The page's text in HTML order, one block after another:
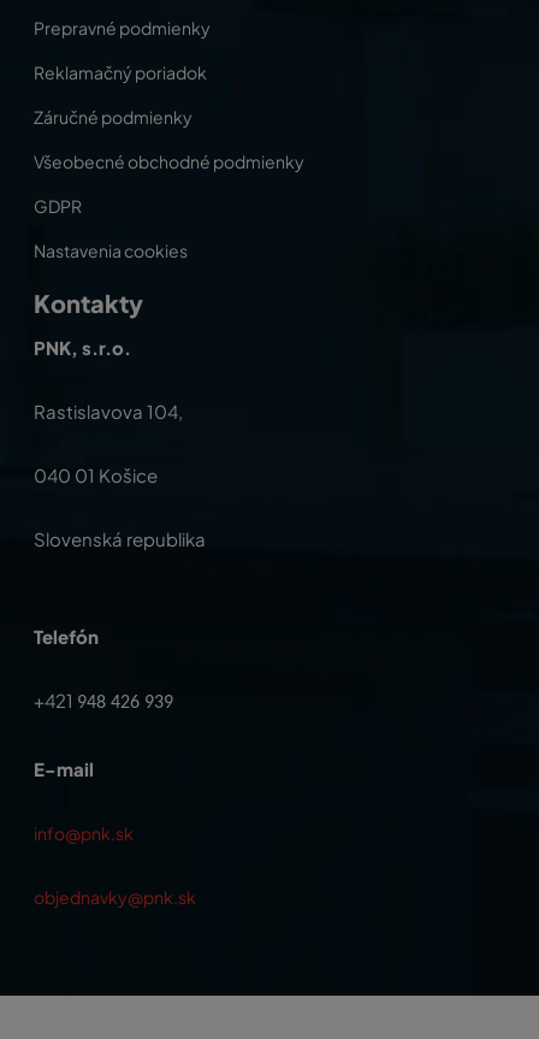
Prepravné podmienky
Reklamačný poriadok
Záručné podmienky
Všeobecné obchodné podmienky
GDPR
Nastavenia cookies
Kontakty
PNK, s.r.o.
Rastislavova 104,
040 01 Košice
Slovenská republika
Telefón
+421 948 426 939
E-mail
info@pnk.sk
objednavky@pnk.sk